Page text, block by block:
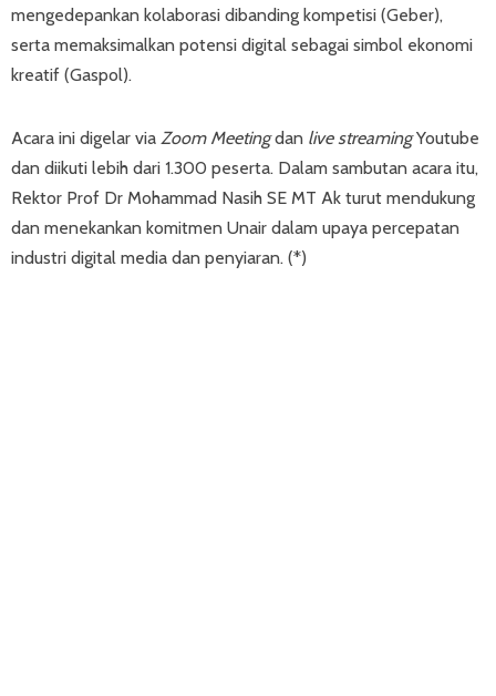
mengedepankan kolaborasi dibanding kompetisi (Geber),
serta memaksimalkan potensi digital sebagai simbol ekonomi
kreatif (Gaspol).
Acara ini digelar via Zoom Meetingdan live streamingYoutube
dan diikuti lebih dari 1.300 peserta. Dalam sambutan acara itu,
Rektor Prof Dr Mohammad Nasih SE MT Ak turut mendukung
dan menekankan komitmen Unair dalam upaya percepatan
industri digital media dan penyiaran. (*)